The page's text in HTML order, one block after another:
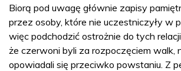
Biorą pod uwagę głównie zapisy
przez osoby, które nie uczestniczyły w
więc podchodzić ostrożnie do tych
że czerwoni byli za rozpoczęciem walk,
opowiadali się przeciwko powstaniu. Z